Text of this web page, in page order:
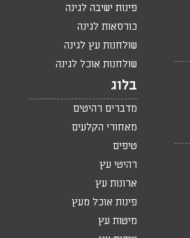
פינות ישיבה לגינה
כורסאות לגינה
שולחנות עץ לגינה
שולחנות אוכל לגינה
בלוג
מדברים רהיטים
מאחורי הקלעים
טיפים
רהיטי עץ
ארונות עץ
פינות אוכל מעץ
מיטות עץ